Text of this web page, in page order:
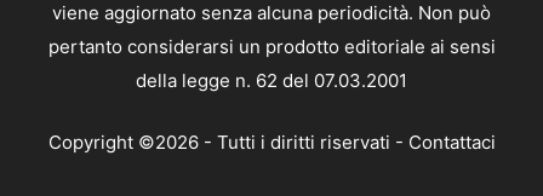
viene aggiornato senza alcuna periodicità. Non può
pertanto considerarsi un prodotto editoriale ai sensi
della legge n. 62 del 07.03.2001
Copyright ©2026 - Tutti i diritti riservati - Contattaci